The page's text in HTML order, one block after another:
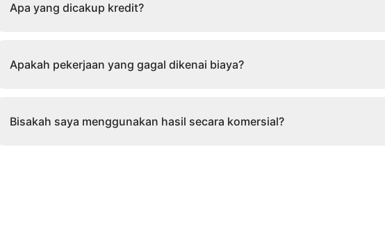
Apa yang dicakup kredit?
Apakah pekerjaan yang gagal dikenai biaya?
Bisakah saya menggunakan hasil secara komersial?